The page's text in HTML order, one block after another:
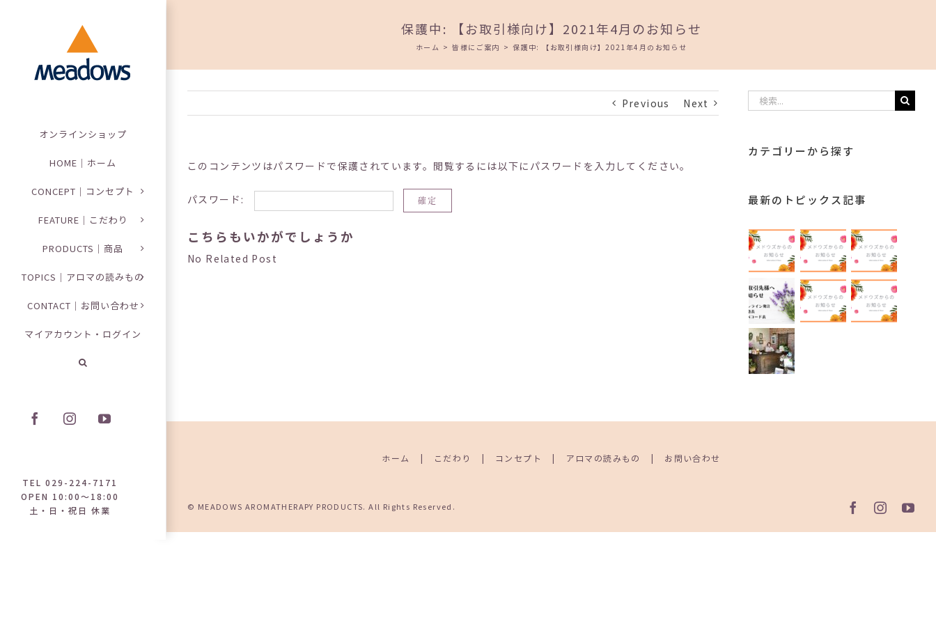
オンラインショップ
HOME｜ホーム
CONCEPT｜コンセプト
FEATURE｜こだわり
PRODUCTS｜商品
TOPICS｜アロマの読みもの
CONTACT｜お問い合わせ
マイアカウント・ログイン
TEL 029-224-7171
OPEN 10:00～18:00
土・日・祝日 休業
保護中: 【お取引様向け】2021年4月のお知らせ
ホーム > 皆様にご案内 > 保護中: 【お取引様向け】2021年4月のお知らせ
Previous Next
このコンテンツはパスワードで保護されています。閲覧するには以下にパスワードを入力してください。
パスワード:
こちらもいかがでしょうか
No Related Post
カテゴリーから探す
最新のトピックス記事
ホーム こだわり コンセプト アロマの読みもの お問い合わせ
© MEADOWS AROMATHERAPY PRODUCTS. All Rights Reserved. Facebook